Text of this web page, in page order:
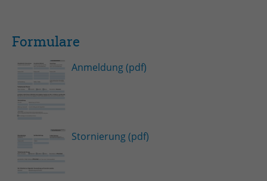
Formulare
Anmeldung (pdf)
Stornierung (pdf)